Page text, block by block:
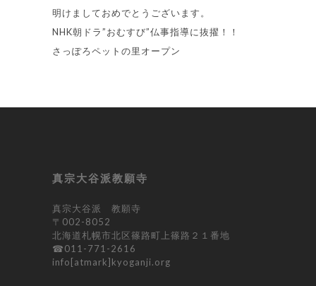
明けましておめでとうございます。
NHK朝ドラ”おむすび”仏事指導に抜擢！！
さっぽろペットの里オープン
真宗大谷派教願寺
真宗大谷派 教願寺
〒002-8052
北海道札幌市北区篠路町上篠路２１番地
☎︎011-771-2616
info[atmark]kyoganji.org